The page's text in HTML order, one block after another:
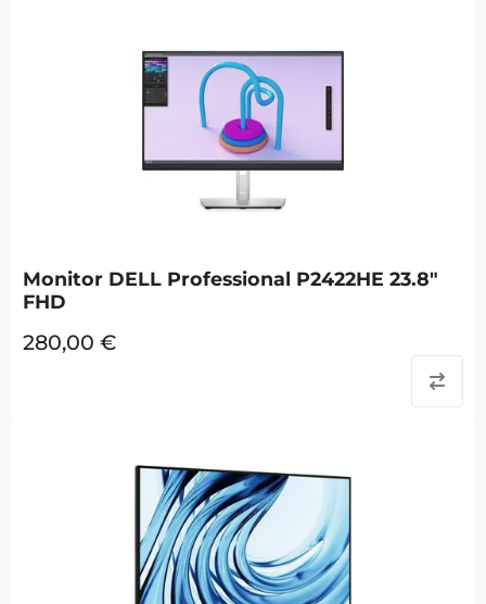
Monitor DELL Professional P2422HE 23.8"
FHD
280,00 €